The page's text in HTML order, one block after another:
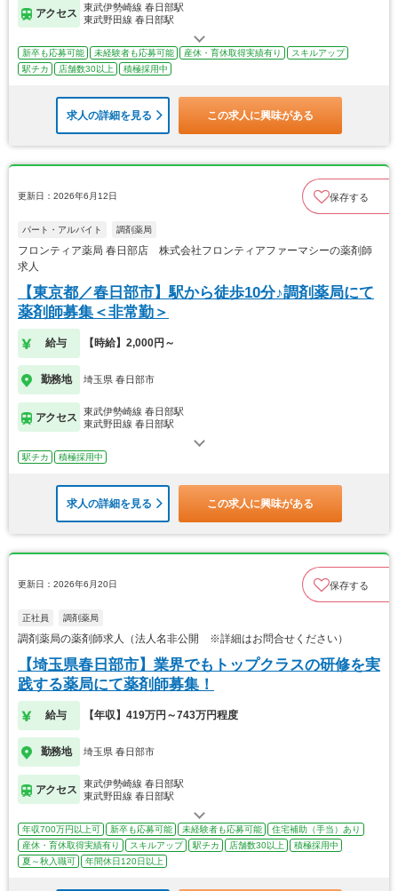
アクセス
東武伊勢崎線 春日部駅
東武野田線 春日部駅
新卒も応募可能 未経験者も応募可能 産休・育休取得実績有り
スキルアップ
駅チカ
店舗数30以上 積極採用中
求人の詳細を見る この求人に興味がある
更新日：2026年6月12日 保存する
パート・アルバイト 調剤薬局
フロンティア薬局 春日部店 株式会社フロンティアファーマシーの薬剤師
求人
【東京都／春日部市】駅から徒歩10分♪調剤薬局にて
薬剤師募集＜非常勤＞
給与 【時給】2,000円～
勤務地 埼玉県 春日部市
アクセス
東武伊勢崎線 春日部駅
東武野田線 春日部駅
駅チカ 積極採用中
求人の詳細を見る この求人に興味がある
更新日：2026年6月20日 保存する
正社員 調剤薬局
調剤薬局の薬剤師求人（法人名非公開 ※詳細はお問合せください）
【埼玉県春日部市】業界でもトップクラスの研修を実
践する薬局にて薬剤師募集！
給与 【年収】419万円～743万円程度
勤務地 埼玉県 春日部市
アクセス
東武伊勢崎線 春日部駅
東武野田線 春日部駅
年収700万円以上可 新卒も応募可能 未経験者も応募可能
住宅補助（手当）あり
産休・育休取得実績有り
スキルアップ 駅チカ 店舗数30以上
積極採用中
夏～秋入職可
年間休日120日以上